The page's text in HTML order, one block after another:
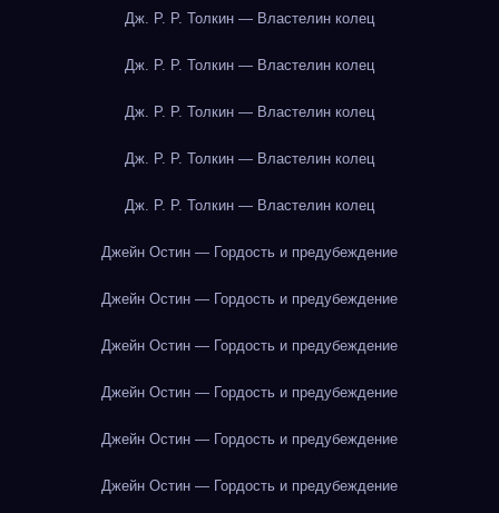
Дж. Р. Р. Толкин — Властелин колец
Дж. Р. Р. Толкин — Властелин колец
Дж. Р. Р. Толкин — Властелин колец
Дж. Р. Р. Толкин — Властелин колец
Дж. Р. Р. Толкин — Властелин колец
Джейн Остин — Гордость и предубеждение
Джейн Остин — Гордость и предубеждение
Джейн Остин — Гордость и предубеждение
Джейн Остин — Гордость и предубеждение
Джейн Остин — Гордость и предубеждение
Джейн Остин — Гордость и предубеждение